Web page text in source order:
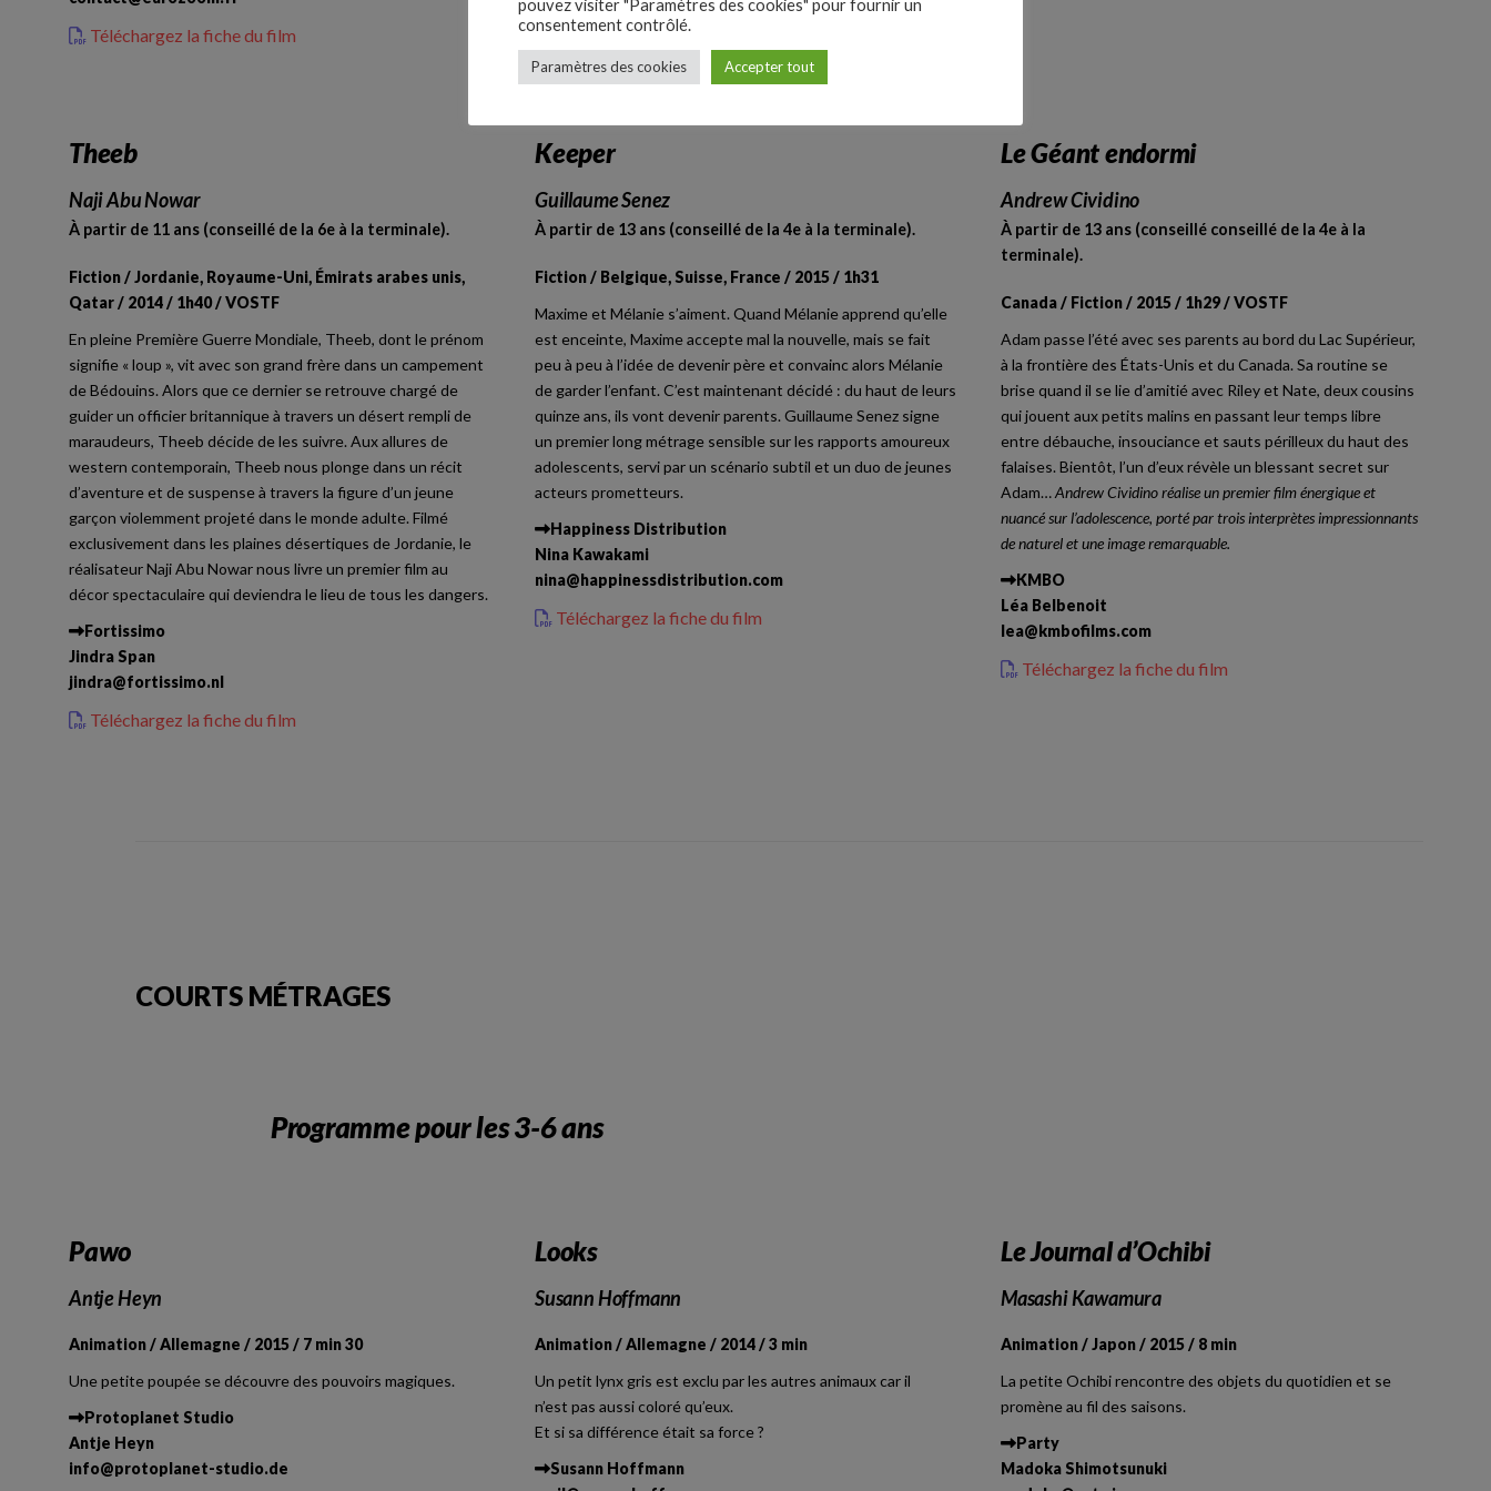
Téléchargez la fiche du film
Theeb
Naji Abu Nowar
À partir de 11 ans (conseillé de la 6e à la terminale).
Fiction / Jordanie, Royaume-Uni, Émirats arabes unis,
Qatar / 2014 / 1h40 / VOSTF
En pleine Première Guerre Mondiale, Theeb, dont le prénom
signifie « loup », vit avec son grand frère dans un campement
de Bédouins. Alors que ce dernier se retrouve chargé de
guider un officier britannique à travers un désert rempli de
maraudeurs, Theeb décide de les suivre. Aux allures de
western contemporain, Theeb nous plonge dans un récit
d’aventure et de suspense à travers la figure d’un jeune
garçon violemment projeté dans le monde adulte. Filmé
exclusivement dans les plaines désertiques de Jordanie, le
réalisateur Naji Abu Nowar nous livre un premier film au
décor spectaculaire qui deviendra le lieu de tous les dangers.
Fortissimo
Jindra Span
jindra@fortissimo.nl
Téléchargez la fiche du film
Keeper
Guillaume Senez
À partir de 13 ans (conseillé de la 4e à la terminale).
Fiction / Belgique, Suisse, France / 2015 / 1h31
Maxime et Mélanie s’aiment. Quand Mélanie apprend qu’elle
est enceinte, Maxime accepte mal la nouvelle, mais se fait
peu à peu à l’idée de devenir père et convainc alors Mélanie
de garder l’enfant. C’est maintenant décidé : du haut de leurs
quinze ans, ils vont devenir parents. Guillaume Senez signe
un premier long métrage sensible sur les rapports amoureux
adolescents, servi par un scénario subtil et un duo de jeunes
acteurs prometteurs.
Happiness Distribution
Nina Kawakami
nina@happinessdistribution.com
Téléchargez la fiche du film
Le Géant endormi
Andrew Cividino
À partir de 13 ans (conseillé conseillé de la 4e à la
terminale).
Canada / Fiction / 2015 / 1h29 / VOSTF
Adam passe l’été avec ses parents au bord du Lac Supérieur,
à la frontière des États-Unis et du Canada. Sa routine se
brise quand il se lie d’amitié avec Riley et Nate, deux cousins
qui jouent aux petits malins en passant leur temps libre
entre débauche, insouciance et sauts périlleux du haut des
falaises. Bientôt, l’un d’eux révèle un blessant secret sur
Adam…Andrew Cividino réalise un premier film énergique et
nuancé sur l’adolescence, porté par trois interprètes impressionnants
de naturel et une image remarquable.
KMBO
Léa Belbenoit
lea@kmbofilms.com
Téléchargez la fiche du film
COURTS MÉTRAGES
Programme pour les 3-6 ans
Pawo
Antje Heyn
Animation / Allemagne / 2015 / 7 min 30
Une petite poupée se découvre des pouvoirs magiques.
Protoplanet Studio
Antje Heyn
info@protoplanet-studio.de
Looks
Susann Hoffmann
Animation / Allemagne / 2014 / 3 min
Un petit lynx gris est exclu par les autres animaux car il
n’est pas aussi coloré qu’eux.
Et si sa différence était sa force ?
Susann Hoffmann
Le Journal d’Ochibi
Masashi Kawamura
Animation / Japon / 2015 / 8 min
La petite Ochibi rencontre des objets du quotidien et se
promène au fil des saisons.
Party
Madoka Shimotsunuki
pouvez visiter "Paramètres des cookies" pour fournir un
consentement contrôlé.
Paramètres des cookies Accepter tout